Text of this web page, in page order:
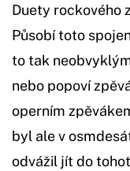
​​​​​​​Duety rockového
Působí toto
to tak
nebo popoví
operním
byl ale v
odvážil jít do